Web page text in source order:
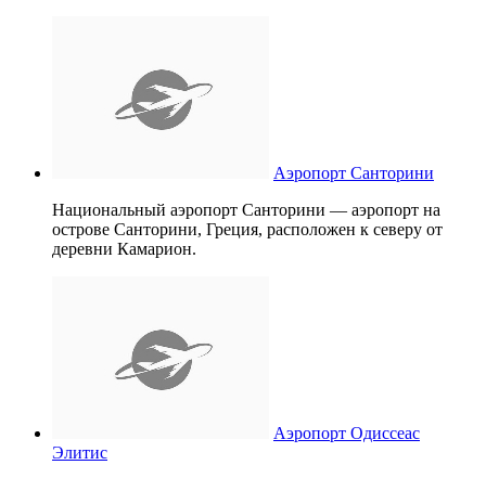
Аэропорт Санторини
Национальный аэропорт Санторини — аэропорт на
острове Санторини, Греция, расположен к северу от
деревни Камарион.
Аэропорт Одиссеас
Элитис